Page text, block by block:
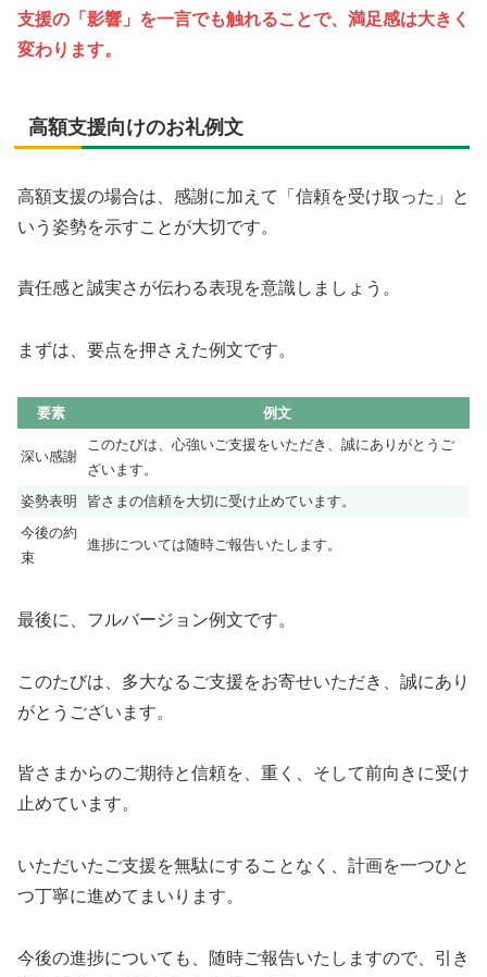
支援の「影響」を一言でも触れることで、満足感は大きく
変わります。
高額支援向けのお礼例文
高額支援の場合は、感謝に加えて「信頼を受け取った」と
いう姿勢を示すことが大切です。
責任感と誠実さが伝わる表現を意識しましょう。
まずは、要点を押さえた例文です。
要素 例文
深い感謝
このたびは、心強いご支援をいただき、誠にありがとうご
ざいます。
姿勢表明
皆さまの信頼を大切に受け止めています。
今後の約
束
進捗については随時ご報告いたします。
最後に、フルバージョン例文です。
このたびは、多大なるご支援をお寄せいただき、誠にあり
がとうございます。
皆さまからのご期待と信頼を、重く、そして前向きに受け
止めています。
いただいたご支援を無駄にすることなく、計画を一つひと
つ丁寧に進めてまいります。
今後の進捗についても、随時ご報告いたしますので、引き